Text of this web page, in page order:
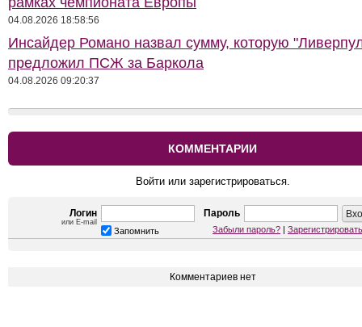
04.08.2026 18:58:56
Инсайдер Романо назвал сумму, которую
предложил ПСЖ за Баркола
04.08.2026 09:20:37
КОММЕНТАРИИ
Войти или зарегистрироваться.
Логин
или E-mail
Пароль
Запомнить Забыли пароль? |
Комментариев нет